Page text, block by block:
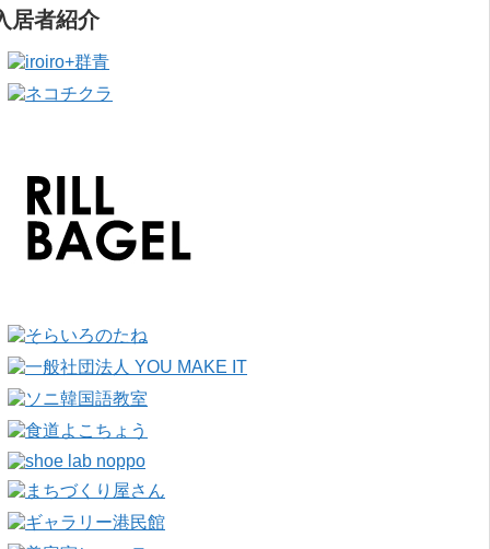
居者紹介